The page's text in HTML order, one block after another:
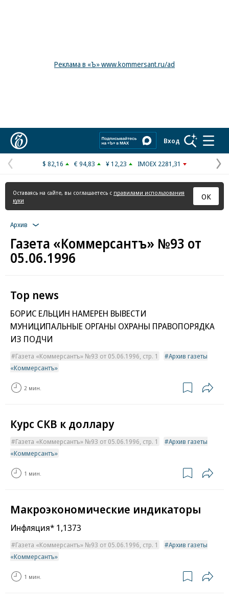
Реклама в «Ъ» www.kommersant.ru/ad
Вход
Предыдущая
страница
$ 82,16 € 94,83 ¥ 12,23 IMOEX 2281,31
Оставаясь на сайте, вы соглашаетесь с правилами использования
куки
ОК
Архив
Газета «Коммерсантъ» №93 от
05.06.1996
Top news
БОРИС ЕЛЬЦИН НАМЕРЕН ВЫВЕСТИ
МУНИЦИПАЛЬНЫЕ ОРГАНЫ ОХРАНЫ ПРАВОПОРЯДКА
ИЗ ПОДЧИ
Газета «Коммерсантъ» №93 от 05.06.1996, стр. 1
Архив газеты
«Коммерсантъ»
2 мин.
Курс СКВ к доллару
Газета «Коммерсантъ» №93 от 05.06.1996, стр. 1
Архив газеты
«Коммерсантъ»
1 мин.
Макроэкономические индикаторы
Инфляция* 1,1373
Газета «Коммерсантъ» №93 от 05.06.1996, стр. 1
Архив газеты
«Коммерсантъ»
1 мин.